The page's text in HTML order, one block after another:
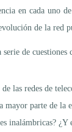
en cada uno
de la red
de
las redes de
mayor parte de
inalámbricas? ¿Y